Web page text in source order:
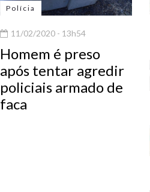
Polícia
11/02/2020 - 13h54
Homem é preso
após tentar agredir
policiais armado de
faca